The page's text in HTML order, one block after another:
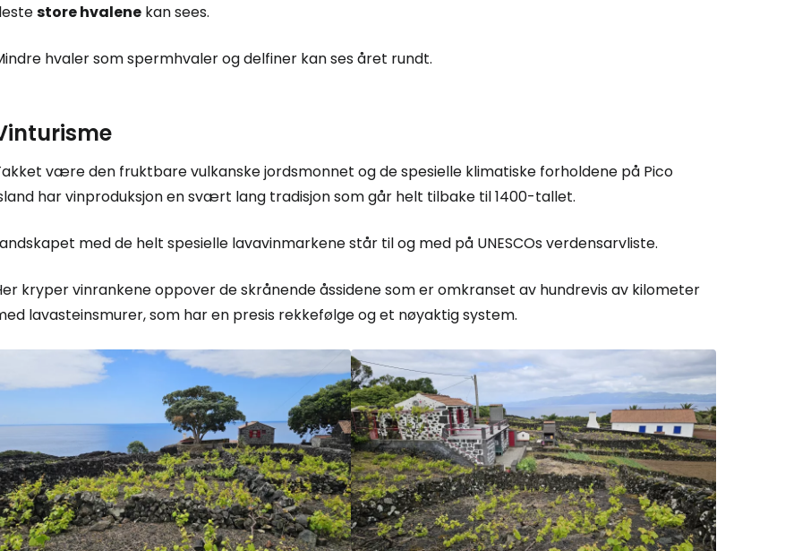
store hvalene kan sees.
hvaler som spermhvaler og delfiner kan ses året rundt.
være den fruktbare vulkanske jordsmonnet og de spesielle klimatiske forholdene på Pico
har vinproduksjon en svært lang tradisjon som går helt tilbake til 1400-tallet.
med de helt spesielle lavavinmarkene står til og med på UNESCOs verdensarvliste.
kryper vinrankene oppover de skrånende åssidene som er omkranset av hundrevis av kilometer
lavasteinsmurer, som har en presis rekkefølge og et nøyaktig system.